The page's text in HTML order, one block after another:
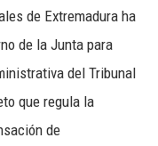
de Extremadura ha
de la Junta para
del Tribunal
que regula la
de